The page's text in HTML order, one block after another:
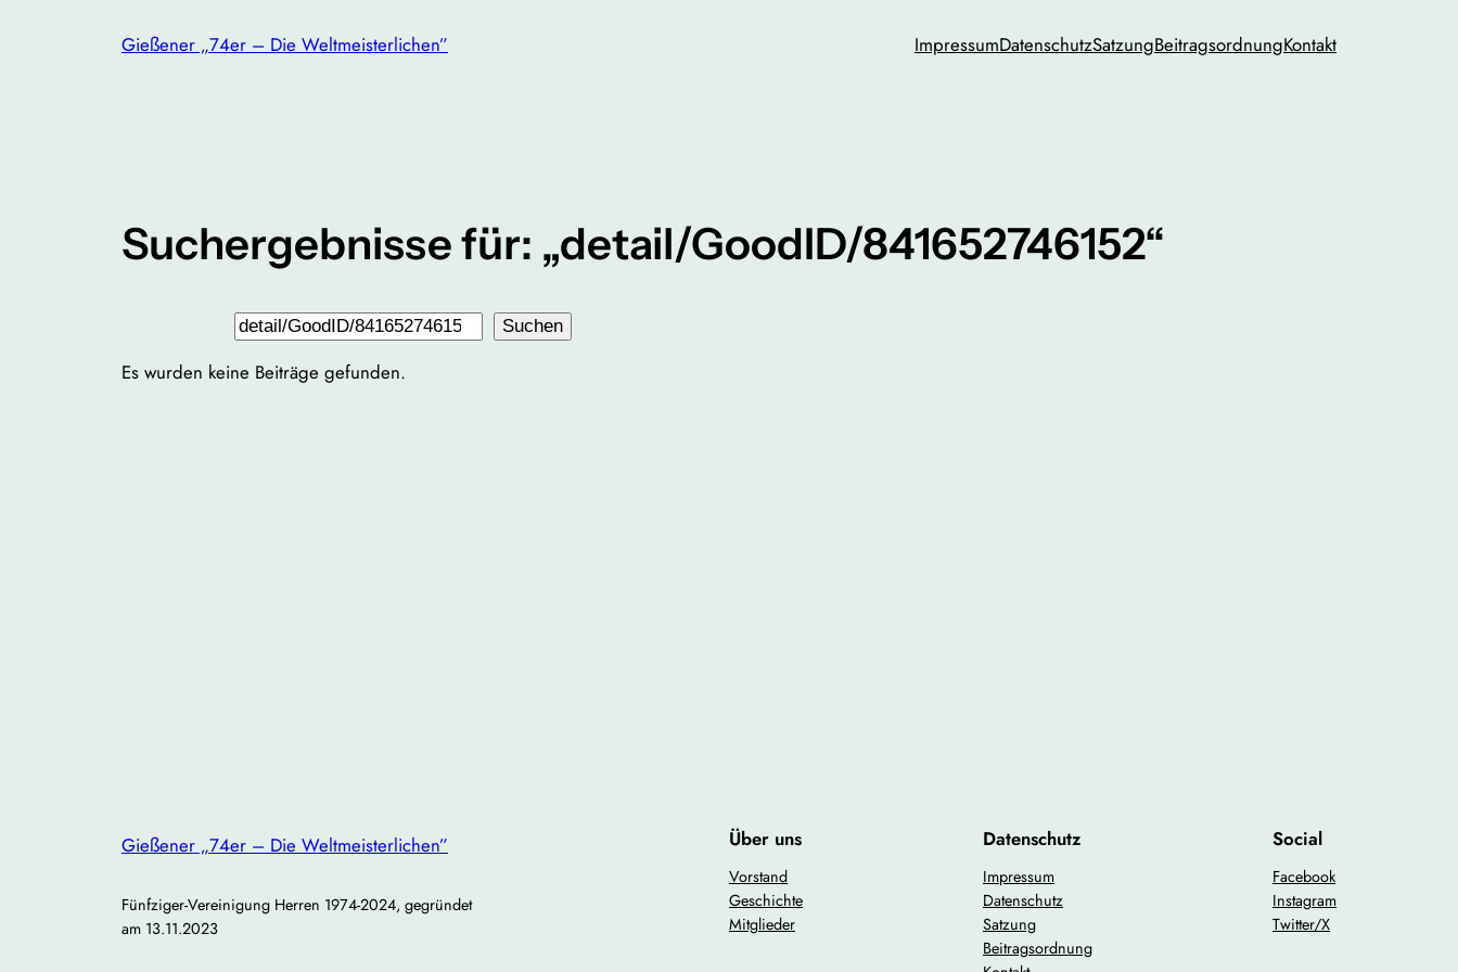
Gießener „74er – Die Weltmeisterlichen” ImpressumDatenschutzSatzungBeitragsordnungKontakt
Suchergebnisse für: „detail/GoodID/841652746152“
Suchen Suchen
Es wurden keine Beiträge gefunden.
Gießener „74er – Die Weltmeisterlichen”
Fünfziger-Vereinigung Herren 1974-2024, gegründet
am 13.11.2023
Über uns
Vorstand
Geschichte
Mitglieder
Datenschutz
Impressum
Datenschutz
Satzung
Beitragsordnung
Social
Facebook
Instagram
Twitter/X